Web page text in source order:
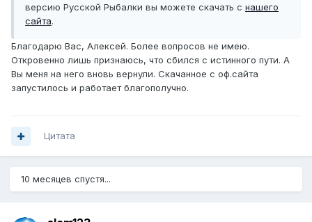
версию Русской Рыбалки вы можете скачать с нашего
сайта.
Благодарю Вас, Алексей. Более вопросов не имею.
Откровенно лишь признаюсь, что сбился с истинного пути. А
Вы меня на него вновь вернули. Скачанное с оф.сайта
запустилось и работает благополучно.
Цитата
10 месяцев спустя...